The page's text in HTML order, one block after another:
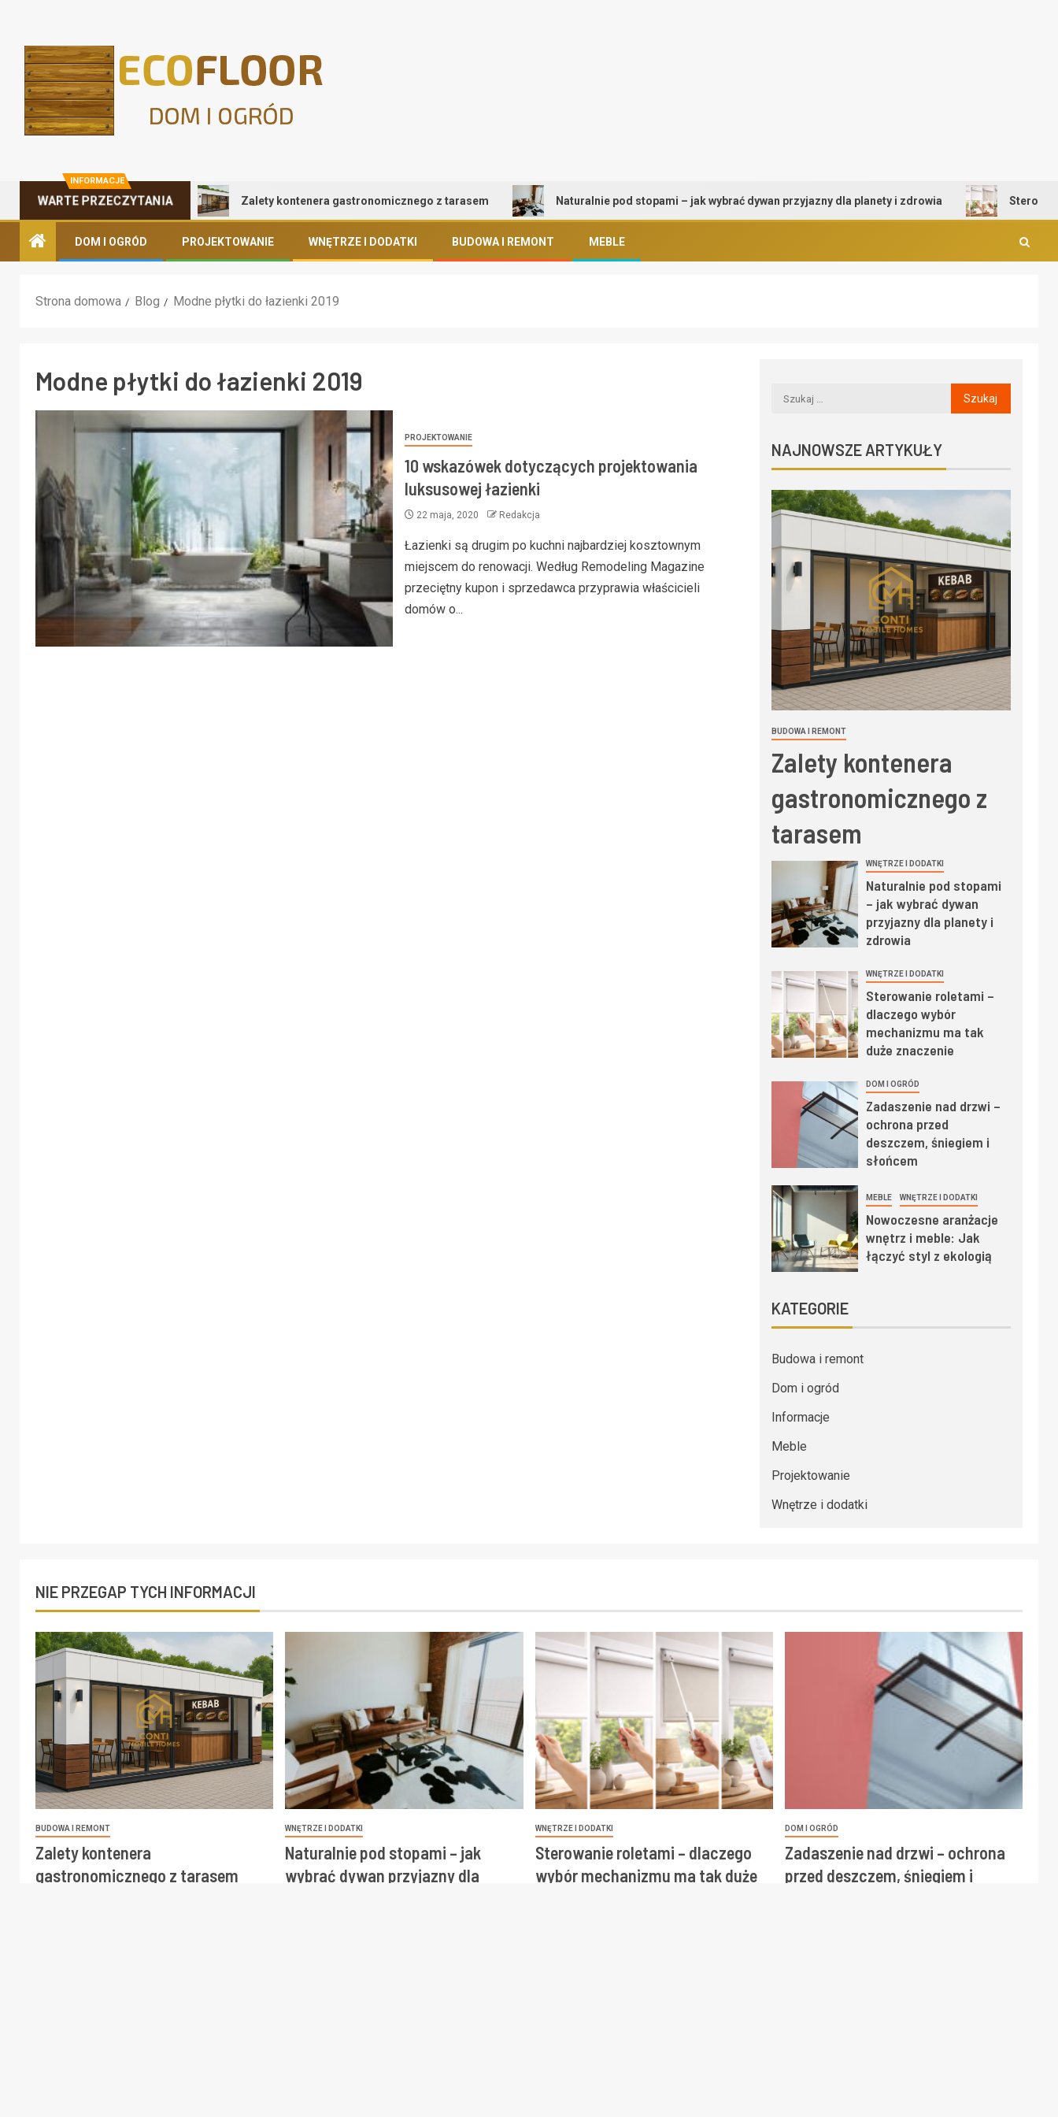
INFORMACJE
WARTE PRZECZYTANIA Zalety kontenera gastronomicznego z tarasem Naturalnie pod stopami – jak wybrać dywan przyjazny dla planety i zdrowia Sterowanie
DOM I OGRÓD PROJEKTOWANIE WNĘTRZE I DODATKI BUDOWA I REMONT MEBLE
Strona domowa Blog Modne płytki do łazienki 2019
Modne płytki do łazienki 2019
PROJEKTOWANIE
10 wskazówek dotyczących projektowania
luksusowej łazienki
22 maja, 2020 Redakcja
Łazienki są drugim po kuchni najbardziej kosztownym
miejscem do renowacji. Według Remodeling Magazine
przeciętny kupon i sprzedawca przyprawia właścicieli
domów o...
NAJNOWSZE ARTYKUŁY
BUDOWA I REMONT
Zalety kontenera
gastronomicznego z
tarasem
WNĘTRZE I DODATKI
Naturalnie pod stopami
– jak wybrać dywan
przyjazny dla planety i
zdrowia
WNĘTRZE I DODATKI
Sterowanie roletami –
dlaczego wybór
mechanizmu ma tak
duże znaczenie
DOM I OGRÓD
Zadaszenie nad drzwi –
ochrona przed
deszczem, śniegiem i
słońcem
MEBLE WNĘTRZE I DODATKI
Nowoczesne aranżacje
wnętrz i meble: Jak
łączyć styl z ekologią
KATEGORIE
Budowa i remont
Dom i ogród
Informacje
Meble
Projektowanie
Wnętrze i dodatki
NIE PRZEGAP TYCH INFORMACJI
BUDOWA I REMONT
Zalety kontenera
gastronomicznego z tarasem
WNĘTRZE I DODATKI
Naturalnie pod stopami – jak
wybrać dywan przyjazny dla
WNĘTRZE I DODATKI
Sterowanie roletami – dlaczego
wybór mechanizmu ma tak duże
DOM I OGRÓD
Zadaszenie nad drzwi – ochrona
przed deszczem, śniegiem i